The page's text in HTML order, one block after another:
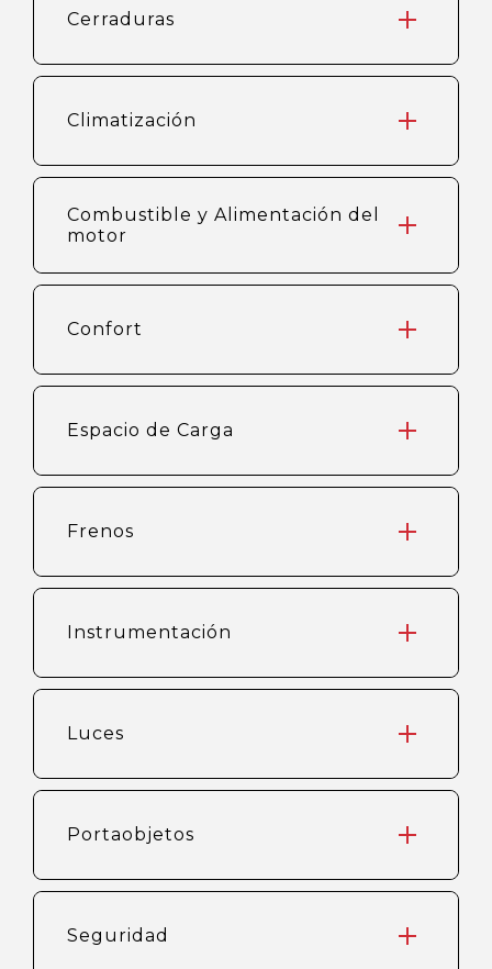
Cerraduras
Climatización
Combustible y Alimentación del
motor
Confort
Espacio de Carga
Frenos
Instrumentación
Luces
Portaobjetos
Seguridad